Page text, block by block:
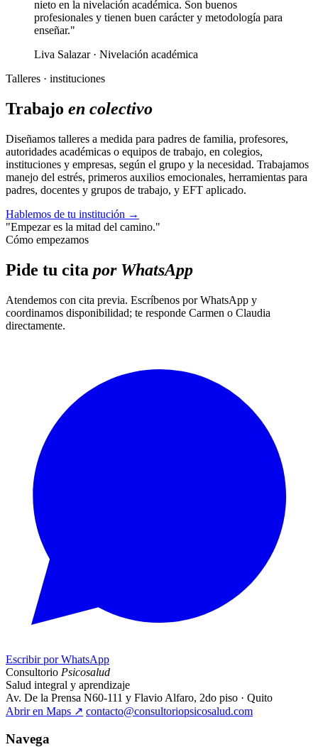
nieto en la nivelación académica. Son buenos
profesionales y tienen buen carácter y metodología para
enseñar."
Liva Salazar · Nivelación académica
Talleres · instituciones
Trabajo en colectivo
Diseñamos talleres a medida para padres de familia, profesores,
autoridades académicas o equipos de trabajo, en colegios,
instituciones y empresas, según el grupo y la necesidad. Trabajamos
manejo del estrés, primeros auxilios emocionales, herramientas para
padres, docentes y grupos de trabajo, y EFT aplicado.
Hablemos de tu institución →
"Empezar es la mitad del camino."
Cómo empezamos
Pide tu cita por WhatsApp
Atendemos con cita previa. Escríbenos por WhatsApp y
coordinamos disponibilidad; te responde Carmen o Claudia
directamente.
Escribir por WhatsApp
Consultorio Psicosalud
Salud integral y aprendizaje
Av. De la Prensa N60-111 y Flavio Alfaro, 2do piso · Quito
Abrir en Maps ↗ contacto@consultoriopsicosalud.com
Navega